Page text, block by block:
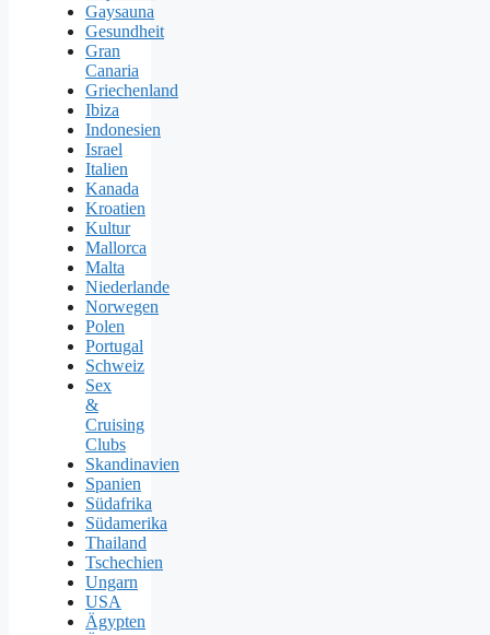
Gaysauna
Gesundheit
Gran
Canaria
Griechenland
Ibiza
Indonesien
Israel
Italien
Kanada
Kroatien
Kultur
Mallorca
Malta
Niederlande
Norwegen
Polen
Portugal
Schweiz
Sex
&
Cruising
Clubs
Skandinavien
Spanien
Südafrika
Südamerika
Thailand
Tschechien
Ungarn
USA
Ägypten